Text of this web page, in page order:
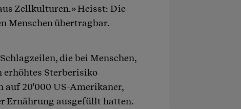
Zellkulturen.» Heisst: Die
Menschen übertragbar.
die bei Menschen,
Sterberisiko
auf 20'000 US-Amerikaner,
Ernährung ausgefüllt hatten.